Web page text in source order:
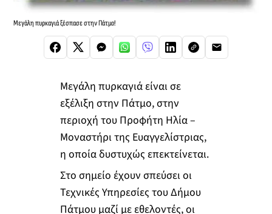
Μεγάλη πυρκαγιά ξέσπασε στην Πάτμο!
Μεγάλη πυρκαγιά είναι σε
εξέλιξη στην Πάτμο, στην
περιοχή του Προφήτη Ηλία –
Μοναστήρι της Ευαγγελίστριας,
η οποία δυστυχώς επεκτείνεται.
Στο σημείο έχουν σπεύσει οι
Τεχνικές Υπηρεσίες του Δήμου
Πάτμου μαζί με εθελοντές, οι